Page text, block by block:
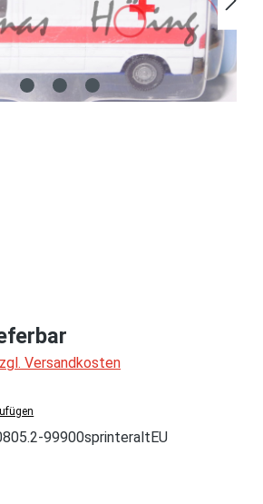
Versandkosten
99900sprinteraltEU